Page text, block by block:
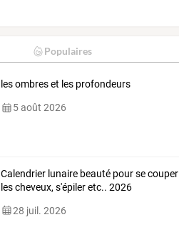
Populaires
les ombres et les profondeurs
5 août 2026
Calendrier lunaire beauté pour se couper
les cheveux, s'épiler etc.. 2026
28 juil. 2026